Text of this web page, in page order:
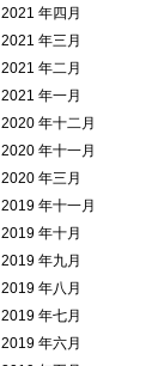
2021 年四月
2021 年三月
2021 年二月
2021 年一月
2020 年十二月
2020 年十一月
2020 年三月
2019 年十一月
2019 年十月
2019 年九月
2019 年八月
2019 年七月
2019 年六月